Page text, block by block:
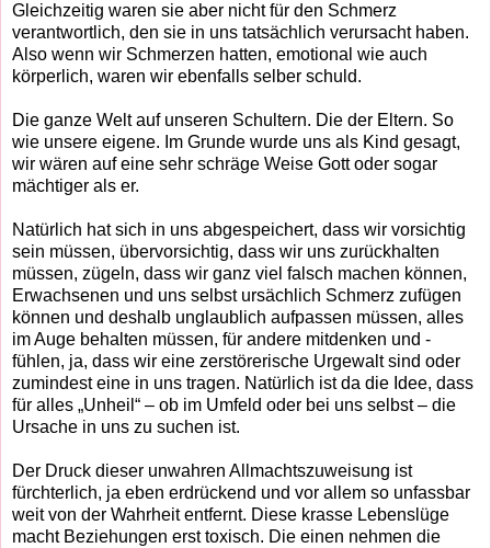
Gleichzeitig waren sie aber nicht für den Schmerz
verantwortlich, den sie in uns tatsächlich verursacht haben.
Also wenn wir Schmerzen hatten, emotional wie auch
körperlich, waren wir ebenfalls selber schuld.
Die ganze Welt auf unseren Schultern. Die der Eltern. So
wie unsere eigene. Im Grunde wurde uns als Kind gesagt,
wir wären auf eine sehr schräge Weise Gott oder sogar
mächtiger als er.
Natürlich hat sich in uns abgespeichert, dass wir vorsichtig
sein müssen, übervorsichtig, dass wir uns zurückhalten
müssen, zügeln, dass wir ganz viel falsch machen können,
Erwachsenen und uns selbst ursächlich Schmerz zufügen
können und deshalb unglaublich aufpassen müssen, alles
im Auge behalten müssen, für andere mitdenken und -
fühlen, ja, dass wir eine zerstörerische Urgewalt sind oder
zumindest eine in uns tragen. Natürlich ist da die Idee, dass
für alles „Unheil“ – ob im Umfeld oder bei uns selbst – die
Ursache in uns zu suchen ist.
Der Druck dieser unwahren Allmachtszuweisung ist
fürchterlich, ja eben erdrückend und vor allem so unfassbar
weit von der Wahrheit entfernt. Diese krasse Lebenslüge
macht Beziehungen erst toxisch. Die einen nehmen die